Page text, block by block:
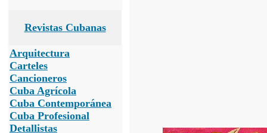
Revistas Cubanas
Arquitectura
Carteles
Cancioneros
Cuba Agrícola
Cuba Contemporánea
Cuba Profesional
Detallistas